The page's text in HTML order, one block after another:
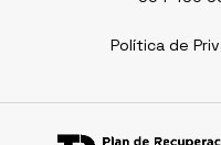
Política de